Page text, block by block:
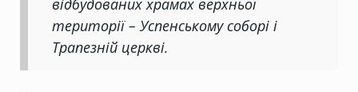
відбудованих храмах верхньої
території – Успенському соборі і
Трапезній церкві.